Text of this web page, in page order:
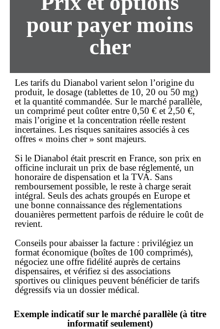
pour payer moins
cher
Les tarifs du Dianabol varient selon l’origine du
produit, le dosage (tablettes de 10, 20 ou 50 mg)
et la quantité commandée. Sur le marché parallèle,
un comprimé peut coûter entre 0,50 € et 2,50 €,
mais l’origine et la concentration réelle restent
incertaines. Les risques sanitaires associés à ces
offres « moins cher » sont majeurs.
Si le Dianabol était prescrit en France, son prix en
officine inclurait un prix de base réglementé, un
honoraire de dispensation et la TVA. Sans
remboursement possible, le reste à charge serait
intégral. Seuls des achats groupés en Europe et
une bonne connaissance des réglementations
douanières permettent parfois de réduire le coût de
revient.
Conseils pour abaisser la facture : privilégiez un
format économique (boîtes de 100 comprimés),
négociez une offre fidélité auprès de certains
dispensaires, et vérifiez si des associations
sportives ou cliniques peuvent bénéficier de tarifs
dégressifs via un dossier médical.
Exemple indicatif sur le marché parallèle (à titre
informatif seulement)